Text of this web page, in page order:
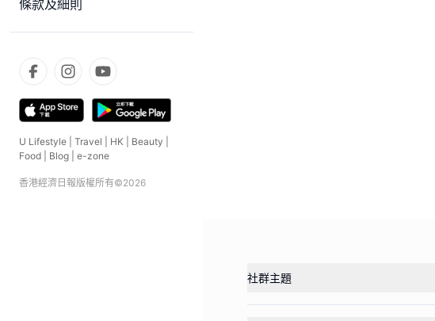
條款及細則
U Lifestyle Travel HK Beauty
Food
Blog e-zone
香港經濟日報版權所有©2026
社群主題